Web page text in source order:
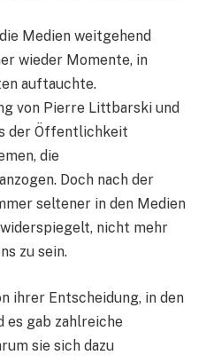
Medien weitgehend
wieder Momente, in
auftauchte.
von Pierre Littbarski und
der Öffentlichkeit
die
Doch nach der
seltener in den Medien
nicht mehr
zu sein.
ihrer Entscheidung, in den
es gab zahlreiche
sie sich dazu